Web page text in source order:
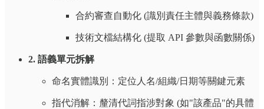
合約審查自動化 (識別責任主體與義務條款)
技術文檔結構化 (提取 API 參數與函數關係)
2. 語義單元拆解
命名實體識別：定位人名/組織/日期等關鍵元素
指代消解：釐清代詞指涉對象 (如"該產品"的具體